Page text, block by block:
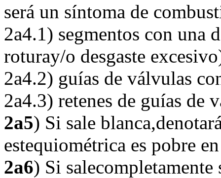
será un síntoma de
2a4.1) segmentos con una
roturay/o desgaste
2a4.2) guías de válvulas
2a4.3) retenes de guías de
2a5) Si sale
estequiométrica es pobre
2a6) Si